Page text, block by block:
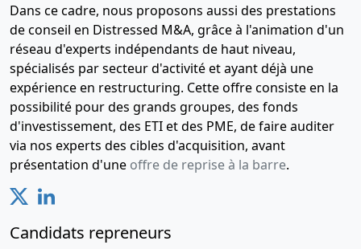
Dans ce cadre, nous proposons aussi des prestations
de conseil en Distressed M&A, grâce à l'animation d'un
réseau d'experts indépendants de haut niveau,
spécialisés par secteur d'activité et ayant déjà une
expérience en restructuring. Cette offre consiste en la
possibilité pour des grands groupes, des fonds
d'investissement, des ETI et des PME, de faire auditer
via nos experts des cibles d'acquisition, avant
présentation d'une offre de reprise à la barre.
Candidats repreneurs